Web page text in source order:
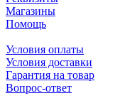
Магазины
Помощь
Условия оплаты
Условия доставки
Гарантия на товар
Вопрос-ответ